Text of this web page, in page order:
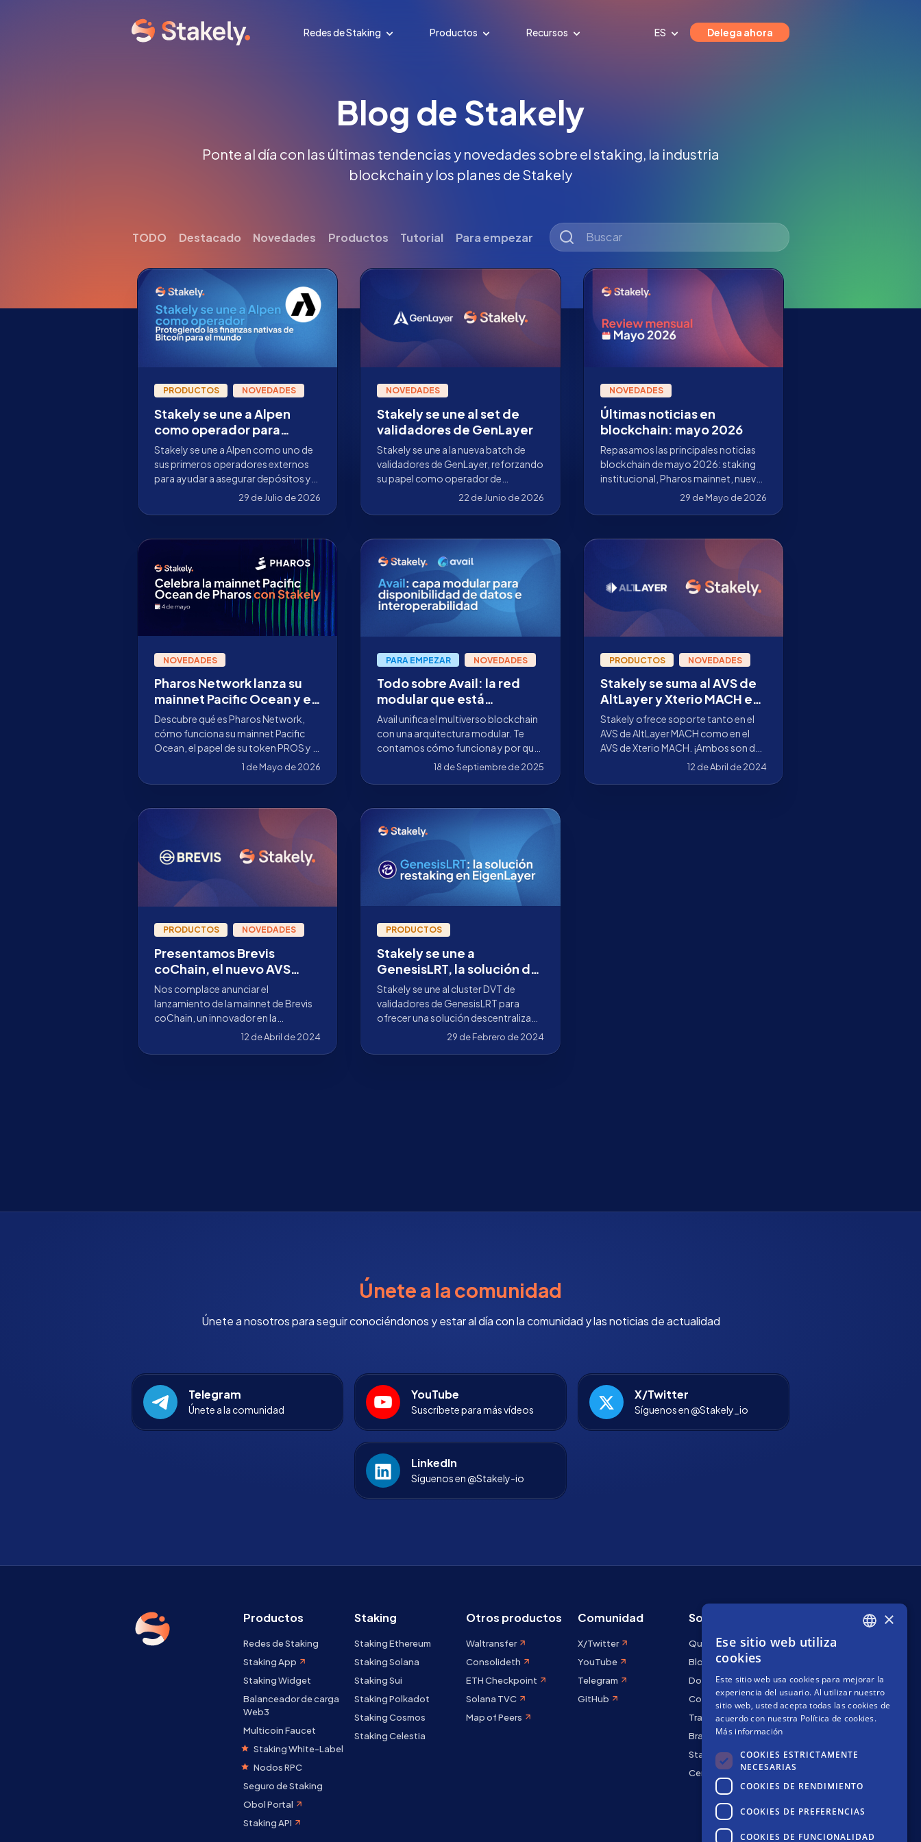
Redes de Staking Productos Recursos ES Delega ahora
Blog de Stakely
Ponte al día con las últimas tendencias y novedades sobre el staking, la industria
blockchain y los planes de Stakely
TODO Destacado Novedades Productos Tutorial Para empezar
PRODUCTOS NOVEDADES
Stakely se une a Alpen
como operador para
asegurar el ecosistema
financiero de Bitcoin
Stakely se une a Alpen como uno de
sus primeros operadores externos
para ayudar a asegurar depósitos y
retiros de BTC en mercados29 de Julio de 2026
NOVEDADES
Stakely se une al set de
validadores de GenLayer
Stakely se une a la nueva batch de
validadores de GenLayer, reforzando
su papel como operador de
infraestructura en una red centrada
22 de Junio de 2026
NOVEDADES
Últimas noticias en
blockchain: mayo 2026
Repasamos las principales noticias
blockchain de mayo 2026: staking
institucional, Pharos mainnet, nuevas
redes en la Staking App de Stakely y
avances en Ethereum, Solana, Sui,
29 de Mayo de 2026
NOVEDADES
Pharos Network lanza su
mainnet Pacific Ocean y en
Stakely lo celebramos en
un evento exclusivo
Descubre qué es Pharos Network,
cómo funciona su mainnet Pacific
Ocean, el papel de su token PROS y el
evento exclusivo Pharos x Stakely en
1 de Mayo de 2026
PARA EMPEZAR NOVEDADES
Todo sobre Avail: la red
modular que está
unificando la Web3
Avail unifica el multiverso blockchain
con una arquitectura modular. Te
contamos cómo funciona y por qué
participamos como validador en su
18 de Septiembre de 2025
PRODUCTOS NOVEDADES
Stakely se suma al AVS de
AltLayer y Xterio MACH en
EigenLayer
Stakely ofrece soporte tanto en el
AVS de AltLayer MACH como en el
AVS de Xterio MACH. ¡Ambos son de
los primeros AVS en lanzar en12 de Abril de 2024
PRODUCTOS NOVEDADES
Presentamos Brevis
coChain, el nuevo AVS
validado por Stakely
Nos complace anunciar el
lanzamiento de la mainnet de Brevis
coChain, un innovador en la
recientemente inaugurada mainnet
12 de Abril de 2024
PRODUCTOS
Stakely se une a
GenesisLRT, la solución de
restaking en EigenLayer
Stakely se une al cluster DVT de
validadores de GenesisLRT para
ofrecer una solución descentralizada
y segura de restaking en EigenLayer.
29 de Febrero de 2024
Únete a la comunidad
Únete a nosotros para seguir conociéndonos y estar al día con la comunidad y las noticias de actualidad
Telegram
Únete a la comunidad
YouTube
Suscríbete para más vídeos
X/Twitter
Síguenos en @Stakely_io
LinkedIn
Síguenos en @Stakely-io
Productos
Redes de Staking
Staking App
Staking Widget
Balanceador de carga
Web3
Multicoin Faucet
Staking White-Label
Nodos RPC
Seguro de Staking
Obol Portal
Staking API
Staking
Staking Ethereum
Staking Solana
Staking Sui
Staking Polkadot
Staking Cosmos
Staking Celestia
Otros productos
Waltransfer
Consolideth
ETH Checkpoint
Solana TVC
Map of Peers
Comunidad
X/Twitter
YouTube
Telegram
GitHub
Sobre Stakely
Quiénes somos
Blog
Docs
Contáctanos
Trabaja con nosotros
Brand kit
Staking Rewards
Centro de seguridad
FRENCH
×
Ese sitio web utiliza
cookies
Este sitio web usa cookies para mejorar la
experiencia del usuario. Al utilizar nuestro
sitio web, usted acepta todas las cookies de
acuerdo con nuestra Política de cookies.
Más información
COOKIES ESTRICTAMENTE
NECESARIAS
COOKIES DE RENDIMIENTO
COOKIES DE PREFERENCIAS
COOKIES DE FUNCIONALIDAD